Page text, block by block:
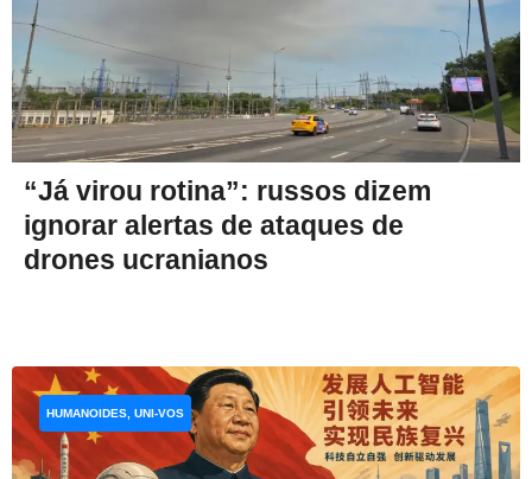
“Já virou rotina”: russos dizem
ignorar alertas de ataques de
drones ucranianos
HUMANOIDES, UNI-VOS